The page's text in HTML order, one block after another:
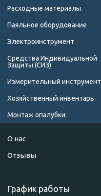
Расходные материалы
Паяльное оборудование
Электроинструмент
Средства Индивидуальной
Защиты (СИЗ)
Измерительный инструмент
Хозяйственный инвентарь
Монтаж опалубки
О нас
Отзывы
График работы